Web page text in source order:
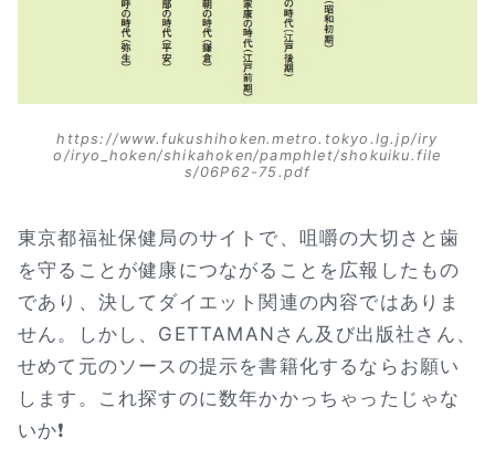
https://www.fukushihoken.metro.tokyo.lg.jp/iry
o/iryo_hoken/shikahoken/pamphlet/shokuiku.file
s/06P62-75.pdf
東京都福祉保健局のサイトで、咀嚼の大切さと歯
を守ることが健康につながることを広報したもの
であり、決してダイエット関連の内容ではありま
せん。しかし、GETTAMANさん及び出版社さん、
せめて元のソースの提示を書籍化するならお願い
します。これ探すのに数年かかっちゃったじゃな
いか❗